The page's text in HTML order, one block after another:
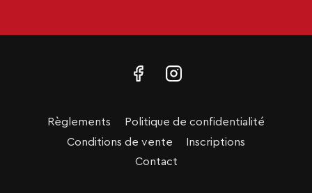
Règlements
Politique de confidentialité
Conditions de vente
Inscriptions
Contact